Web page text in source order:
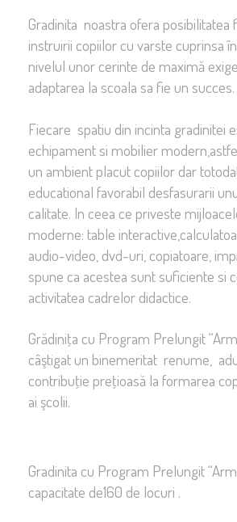
Gradinita noastra ofera posibilitatea
instruirii copiilor cu varste cuprinsa
nivelul unor cerinte de maximă
adaptarea la scoala sa fie un succes.
Fiecare spatiu din incinta gradinitei
echipament si mobilier
un ambient placut copiilor dar
educational favorabil desfasurarii
calitate. In ceea ce priveste
moderne: table
audio-video, dvd-uri, copiatoare,
spune ca acestea sunt suficiente si
activitatea cadrelor didactice.
Grădiniţa cu Program Prelungit
câştigat un binemeritat renume,
contribuţie preţioasă la formarea
ai şcolii.
Gradinita cu Program Prelungit
capacitate de160 de locuri .